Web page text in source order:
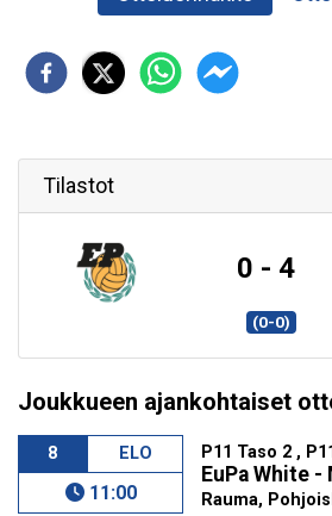
Tilastot
0 - 4
(0-0)
Joukkueen ajankohtaiset
8 ELO
11:00
P11 Taso 2 ,
EuPa White -
Rauma,